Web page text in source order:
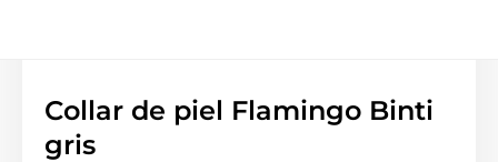
Collar de piel Flamingo Binti
gris